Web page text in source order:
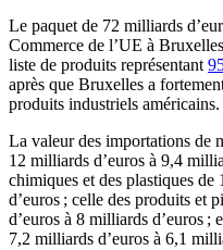
Le paquet de 72 milliards
Commerce de l’UE à
liste de produits représentant
après que Bruxelles a
produits industriels américains.
La valeur des importations de
12 milliards d’euros à 9,4
chimiques et des plastiques
d’euros ; celle des produits et
d’euros à 8 milliards d’euros ;
7,2 milliards d’euros à 6,1